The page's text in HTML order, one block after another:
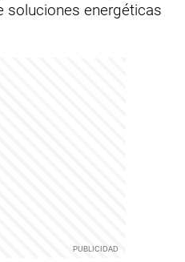
soluciones energéticas